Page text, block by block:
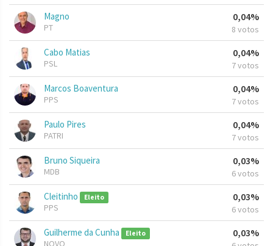
Magno
PT
0,04%
8 votos
Cabo Matias
PSL
0,04%
7 votos
Marcos Boaventura
PPS
0,04%
7 votos
Paulo Pires
PATRI
0,04%
7 votos
Bruno Siqueira
MDB
0,03%
6 votos
Cleitinho Eleito
PPS
0,03%
6 votos
Guilherme da Cunha Eleito
NOVO
0,03%